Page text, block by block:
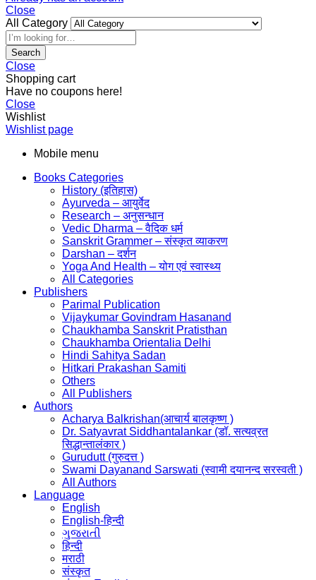
Close
All Category
Search
Close
Shopping cart
Have no coupons here!
Close
Wishlist
Wishlist page
Mobile menu
Books Categories
History (इतिहास)
Ayurveda – आयुर्वेद
Research – अनुसन्धान
Vedic Dharma – वैदिक धर्म
Sanskrit Grammer – संस्कृत व्याकरण
Darshan – दर्शन
Yoga And Health – योग एवं स्वास्थ्य
All Categories
Publishers
Parimal Publication
Vijaykumar Govindram Hasanand
Chaukhamba Sanskrit Pratisthan
Chaukhamba Orientalia Delhi
Hindi Sahitya Sadan
Hitkari Prakashan Samiti
Others
All Publishers
Authors
Acharya Balkrishan(आचार्य बालकृष्ण )
Dr. Satyavrat Siddhantalankar (डॉ. सत्यव्रत
सिद्धान्तालंकार )
Gurudutt (गुरुदत्त )
Swami Dayanand Sarswati (स्वामी दयानन्द सरस्वती )
All Authors
Language
English
English-हिन्दी
ગુજરાતી
हिन्दी
मराठी
संस्कृत